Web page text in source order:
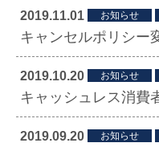
2019.11.01 お知らせ
キャンセルポリシー
2019.10.20 お知らせ
キャッシュレス消費
2019.09.20 お知らせ